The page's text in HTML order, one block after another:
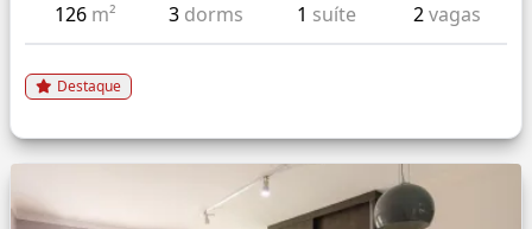
126 m² 3 dorms 1 suíte 2vagas
Destaque